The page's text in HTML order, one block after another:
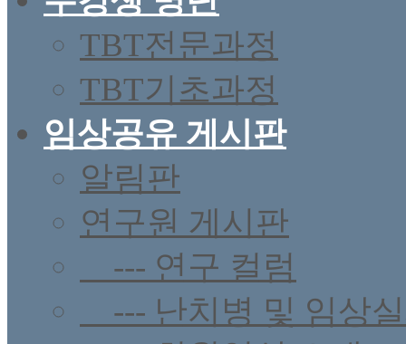
TBT전문과정
TBT기초과정
임상공유 게시판
알림판
연구원 게시판
--- 연구 컬럼
--- 난치병 및 임상